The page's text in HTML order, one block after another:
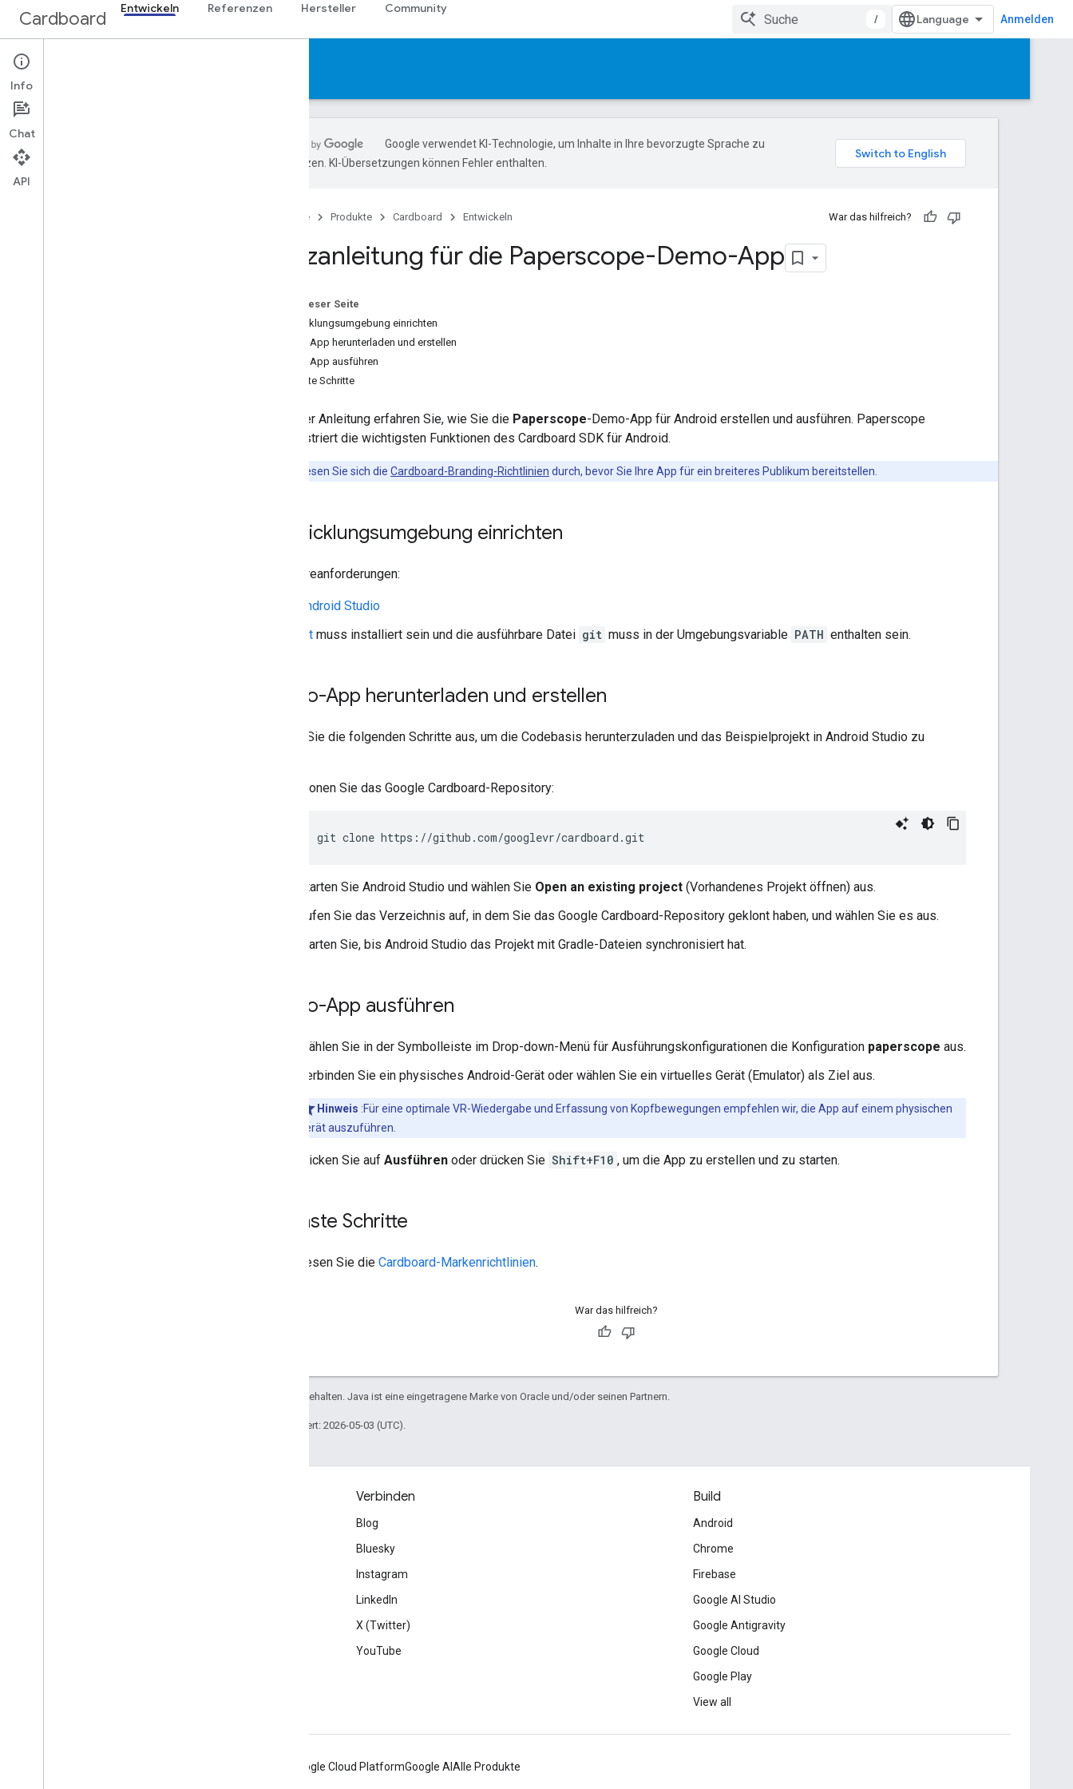
Cardboard Entwickeln Referenzen Hersteller Community
/ Anmelden
Entwickeln
Übersicht
Google verwendet KI-Technologie, um Inhalte in Ihre bevorzugte Sprache zu
übersetzen. KI-Übersetzungen können Fehler enthalten.
Startseite Produkte Cardboard Entwickeln War das hilfreich?
Kurzanleitung für die Paperscope-Demo-App
Auf dieser Seite
Entwicklungsumgebung einrichten
Demo-App herunterladen und erstellen
Demo-App ausführen
Nächste Schritte
In dieser Anleitung erfahren Sie, wie Sie die Paperscope-Demo-App für Android erstellen und ausführen. Paperscope
demonstriert die wichtigsten Funktionen des Cardboard SDK für Android.
:Lesen Sie sich die Cardboard-Branding-Richtlinien durch, bevor Sie Ihre App für ein breiteres Publikum bereitstellen.
Entwicklungsumgebung einrichten
Softwareanforderungen:
Android Studio
Git muss installiert sein und die ausführbare Datei git muss in der Umgebungsvariable PATH enthalten sein.
Demo-App herunterladen und erstellen
Führen Sie die folgenden Schritte aus, um die Codebasis herunterzuladen und das Beispielprojekt in Android Studio zu
Klonen Sie das Google Cardboard-Repository:
git clone
Starten Sie Android Studio und wählen Sie Open an existing project (Vorhandenes Projekt öffnen) aus.
Rufen Sie das Verzeichnis auf, in dem Sie das Google Cardboard-Repository geklont haben, und wählen Sie es aus.
Warten Sie, bis Android Studio das Projekt mit Gradle-Dateien synchronisiert hat.
Demo-App ausführen
Wählen Sie in der Symbolleiste im Drop-down-Menü für Ausführungskonfigurationen die Konfiguration paperscope aus.
Verbinden Sie ein physisches Android-Gerät oder wählen Sie ein virtuelles Gerät (Emulator) als Ziel aus.
Hinweis :Für eine optimale VR-Wiedergabe und Erfassung von Kopfbewegungen empfehlen wir, die App auf einem physischen
Gerät auszuführen.
Klicken Sie auf Ausführen oder drücken Sie Shift+F10 , um die App zu erstellen und zu starten.
Nächste Schritte
Lesen Sie die Cardboard-Markenrichtlinien.
War das hilfreich?
Alle Rechte vorbehalten. Java ist eine eingetragene Marke von Oracle und/oder seinen Partnern.
Zuletzt aktualisiert: 2026-05-03 (UTC).
Verbinden
Blog
Bluesky
Instagram
LinkedIn
X (Twitter)
YouTube
Build
Android
Chrome
Firebase
Google AI Studio
Google Antigravity
Google Cloud
Google Play
View all
Google Cloud PlatformGoogle AI Alle Produkte
Info
Chat
API